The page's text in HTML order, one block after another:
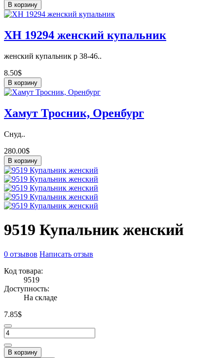
В корзину
ХН 19294 женский купальник
женский купальник р 38-46..
8.50$
В корзину
Хамут Тросник, Оренбург
Снуд..
280.00$
В корзину
9519 Купальник женский
0 отзывов Написать отзыв
Код товара:
9519
Доступность:
На складе
7.85$
В корзину